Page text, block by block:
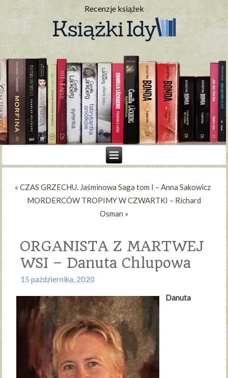
Recenzje książek
«CZAS GRZECHU. Jaśminowa Saga tom I – Anna Sakowicz
MORDERCÓW TROPIMY W CZWARTKI – Richard
Osman »
ORGANISTA Z MARTWEJ
WSI – Danuta Chlupowa
15 października, 2020
Danuta